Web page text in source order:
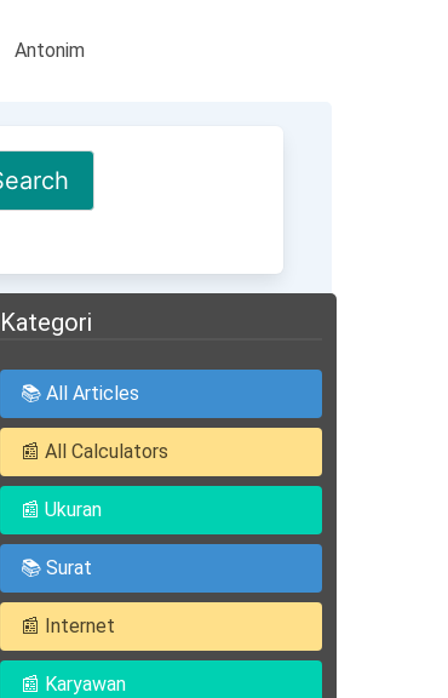
Antonim
Kategori
📚 All Articles
📰 All Calculators
📰 Ukuran
📚 Surat
📰 Internet
📰 Karyawan